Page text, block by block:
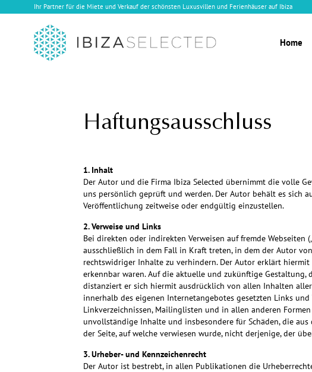
Ihr Partner für die Miete und Verkauf der schönsten Luxusvillen und Ferienhäuser auf Ibiza
Home
Haftungsausschluss
1. Inhalt
Der Autor und die Firma Ibiza Selected übernimmt die volle
uns persönlich geprüft und werden. Der Autor behält es sich
Veröffentlichung zeitweise oder endgültig einzustellen.
2. Verweise und Links
Bei direkten oder indirekten Verweisen auf fremde
ausschließlich in dem Fall in Kraft treten, in dem der Autor
rechtswidriger Inhalte zu verhindern. Der Autor erklärt
erkennbar waren. Auf die aktuelle und zukünftige
distanziert er sich hiermit ausdrücklich von allen Inhalten
innerhalb des eigenen Internetangebotes gesetzten Links
Linkverzeichnissen, Mailinglisten und in allen anderen
unvollständige Inhalte und insbesondere für Schäden, die
der Seite, auf welche verwiesen wurde, nicht derjenige, der
3. Urheber- und Kennzeichenrecht
Der Autor ist bestrebt, in allen Publikationen die